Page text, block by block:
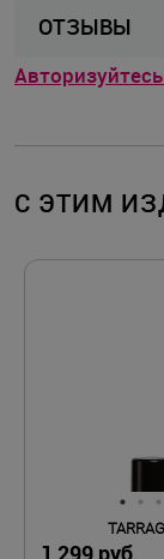
Покрытие
ОТЗЫВЫ
С ЭТИМ